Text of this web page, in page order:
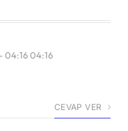
04:16 04:16
CEVAP VER